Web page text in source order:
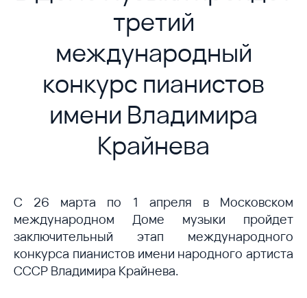
третий
международный
конкурс пианистов
имени Владимира
Крайнева
С 26 марта по 1 апреля в Московском
международном Доме музыки пройдет
заключительный этап международного
конкурса пианистов имени народного артиста
СССР Владимира Крайнева.